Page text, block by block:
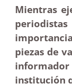
Mientras
piezas de
institución